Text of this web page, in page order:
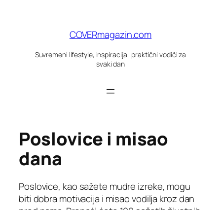
COVERmagazin.com
Suvremeni lifestyle, inspiracija i praktični vodiči za
svaki dan
Poslovice i misao
dana
Poslovice, kao sažete mudre izreke, mogu
biti dobra motivacija i misao vodilja kroz dan